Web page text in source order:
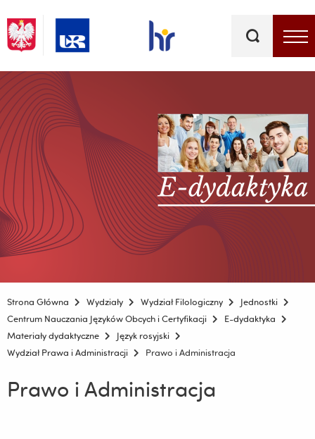
kluczowe
Menu - górna belka
Strona Główna Wydziały Wydział Filologiczny
Jednostki
Centrum Nauczania Języków Obcych i Certyfikacji
E-dydaktyka
Materiały dydaktyczne
Język rosyjski
Wydział Prawa i Administracji
Prawo i Administracja
Prawo i Administracja